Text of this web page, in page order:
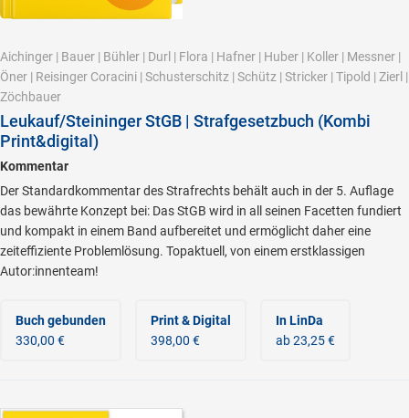
Aichinger | Bauer | Bühler | Durl | Flora | Hafner | Huber | Koller | Messner |
Öner | Reisinger Coracini | Schusterschitz | Schütz | Stricker | Tipold | Zierl |
Zöchbauer
Leukauf/Steininger StGB | Strafgesetzbuch (Kombi
Print&digital)
Kommentar
Der Standardkommentar des Strafrechts behält auch in der 5. Auflage
das bewährte Konzept bei: Das StGB wird in all seinen Facetten fundiert
und kompakt in einem Band aufbereitet und ermöglicht daher eine
zeiteffiziente Problemlösung. Topaktuell, von einem erstklassigen
Autor:innenteam!
Buch gebunden
330,00 €
Print & Digital
398,00 €
In LinDa
ab 23,25 €